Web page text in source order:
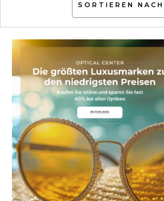
SORTIEREN NACH